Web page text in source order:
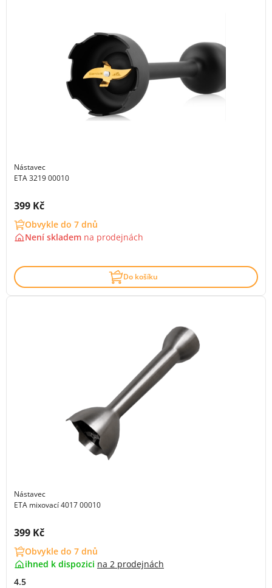
Nástavec
ETA 3219 00010
Cena s DPH:
399 Kč
Obvykle do 7 dnů
Není skladem na prodejnách
Do košíku
Nástavec
ETA mixovací 4017 00010
Cena s DPH:
399 Kč
Obvykle do 7 dnů
ihned k dispozici na 2 prodejnách
4.5